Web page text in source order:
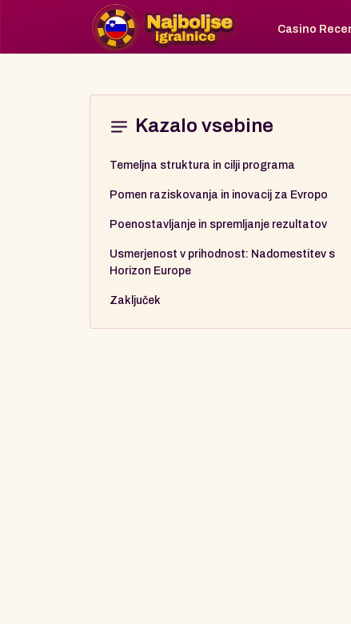
Casino
Kazalo vsebine
Temeljna struktura in cilji programa
Pomen raziskovanja in inovacij za Evropo
Poenostavljanje in spremljanje rezultatov
Usmerjenost v prihodnost: Nadomestitev s
Horizon Europe
Zaključek